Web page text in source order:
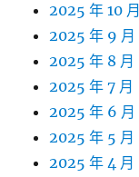
2025 年 10 月
2025 年 9 月
2025 年 8 月
2025 年 7 月
2025 年 6 月
2025 年 5 月
2025 年 4 月